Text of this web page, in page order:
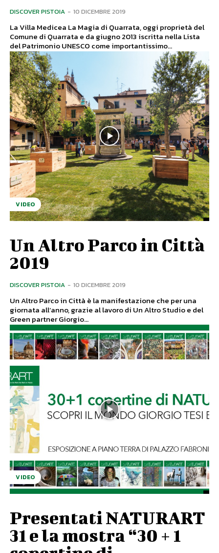
DISCOVER PISTOIA - 10 DICEMBRE 2019
La Villa Medicea La Magia di Quarrata, oggi proprietà del
Comune di Quarrata e da giugno 2013 iscritta nella Lista
del Patrimonio UNESCO come importantissimo...
VIDEO
Un Altro Parco in Città
2019
DISCOVER PISTOIA - 10 DICEMBRE 2019
Un Altro Parco in Città è la manifestazione che per una
giornata all’anno, grazie al lavoro di Un Altro Studio e del
Green partner Giorgio...
VIDEO
Presentati NATURART
31 e la mostra “30 + 1